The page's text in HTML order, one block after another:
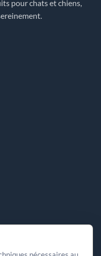
pour chats et chiens,